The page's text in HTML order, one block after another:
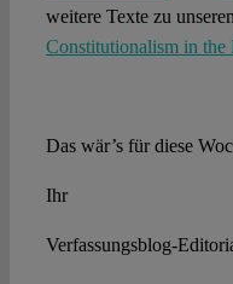
weitere Texte zu
Constitutionalism in the
Das wär’s für diese
Ihr
Verfassungsblog-